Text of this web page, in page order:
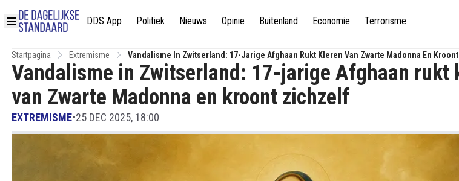
DDS App Politiek Nieuws Opinie Buitenland Economie Terrorisme
Startpagina Extremisme Vandalisme In Zwitserland: 17-Jarige Afghaan Rukt Kleren Van Zwarte Madonna En
Vandalisme in Zwitserland: 17-jarige Afghaan rukt
van Zwarte Madonna en kroont zichzelf
EXTREMISME•25 DEC 2025, 18:00